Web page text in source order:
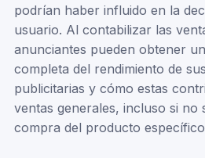
podrían haber influido en la
usuario. Al contabilizar las
anunciantes pueden obtener
completa del rendimiento de
publicitarias y cómo estas
ventas generales, incluso si no
compra del producto